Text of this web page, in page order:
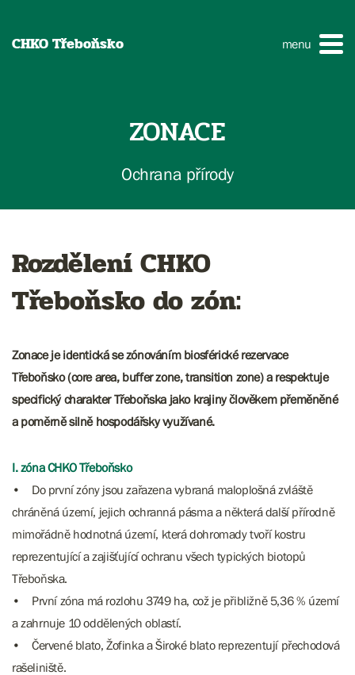
CHKO Třeboňsko menu
ZONACE
Ochrana přírody
Rozdělení CHKO
Třeboňsko do zón:
Zonace je identická se zónováním biosférické rezervace
Třeboňsko (core area, buffer zone, transition zone) a respektuje
specifický charakter Třeboňska jako krajiny člověkem přeměněné
a poměrně silně hospodářsky využívané.
I. zóna CHKO Třeboňsko
• Do první zóny jsou zařazena vybraná maloplošná zvláště
chráněná území, jejich ochranná pásma a některá další přírodně
mimořádně hodnotná území, která dohromady tvoří kostru
reprezentující a zajišťující ochranu všech typických biotopů
Třeboňska.
• První zóna má rozlohu 3749 ha, což je přibližně 5,36 % území
a zahrnuje 10 oddělených oblastí.
• Červené blato, Žofinka a Široké blato reprezentují přechodová
rašeliniště.